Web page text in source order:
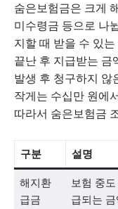
숨은보험금은 크게
미수령금 등으로 나
지할 때 받을 수 있
끝난 후 지급받는 금
발생 후 청구하지 않
작게는 수십만 원에
따라서 숨은보험금
구분 설명
해지환
급금
보험 중
급되는 금